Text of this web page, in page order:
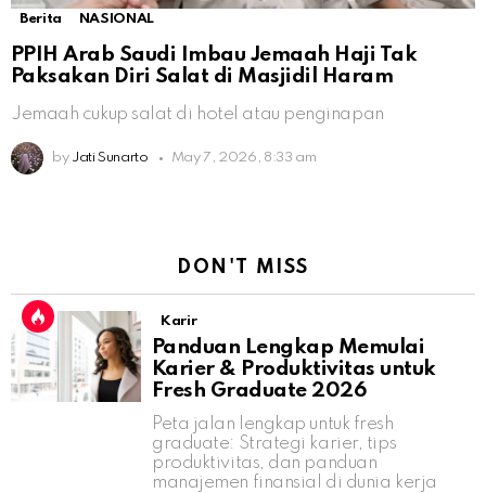
Berita NASIONAL
PPIH Arab Saudi Imbau Jemaah Haji Tak
Paksakan Diri Salat di Masjidil Haram
Jemaah cukup salat di hotel atau penginapan
by Jati Sunarto May 7, 2026, 8:33 am
DON'T MISS
Karir
Panduan Lengkap Memulai
Karier & Produktivitas untuk
Fresh Graduate 2026
Peta jalan lengkap untuk fresh
graduate: Strategi karier, tips
produktivitas, dan panduan
manajemen finansial di dunia kerja